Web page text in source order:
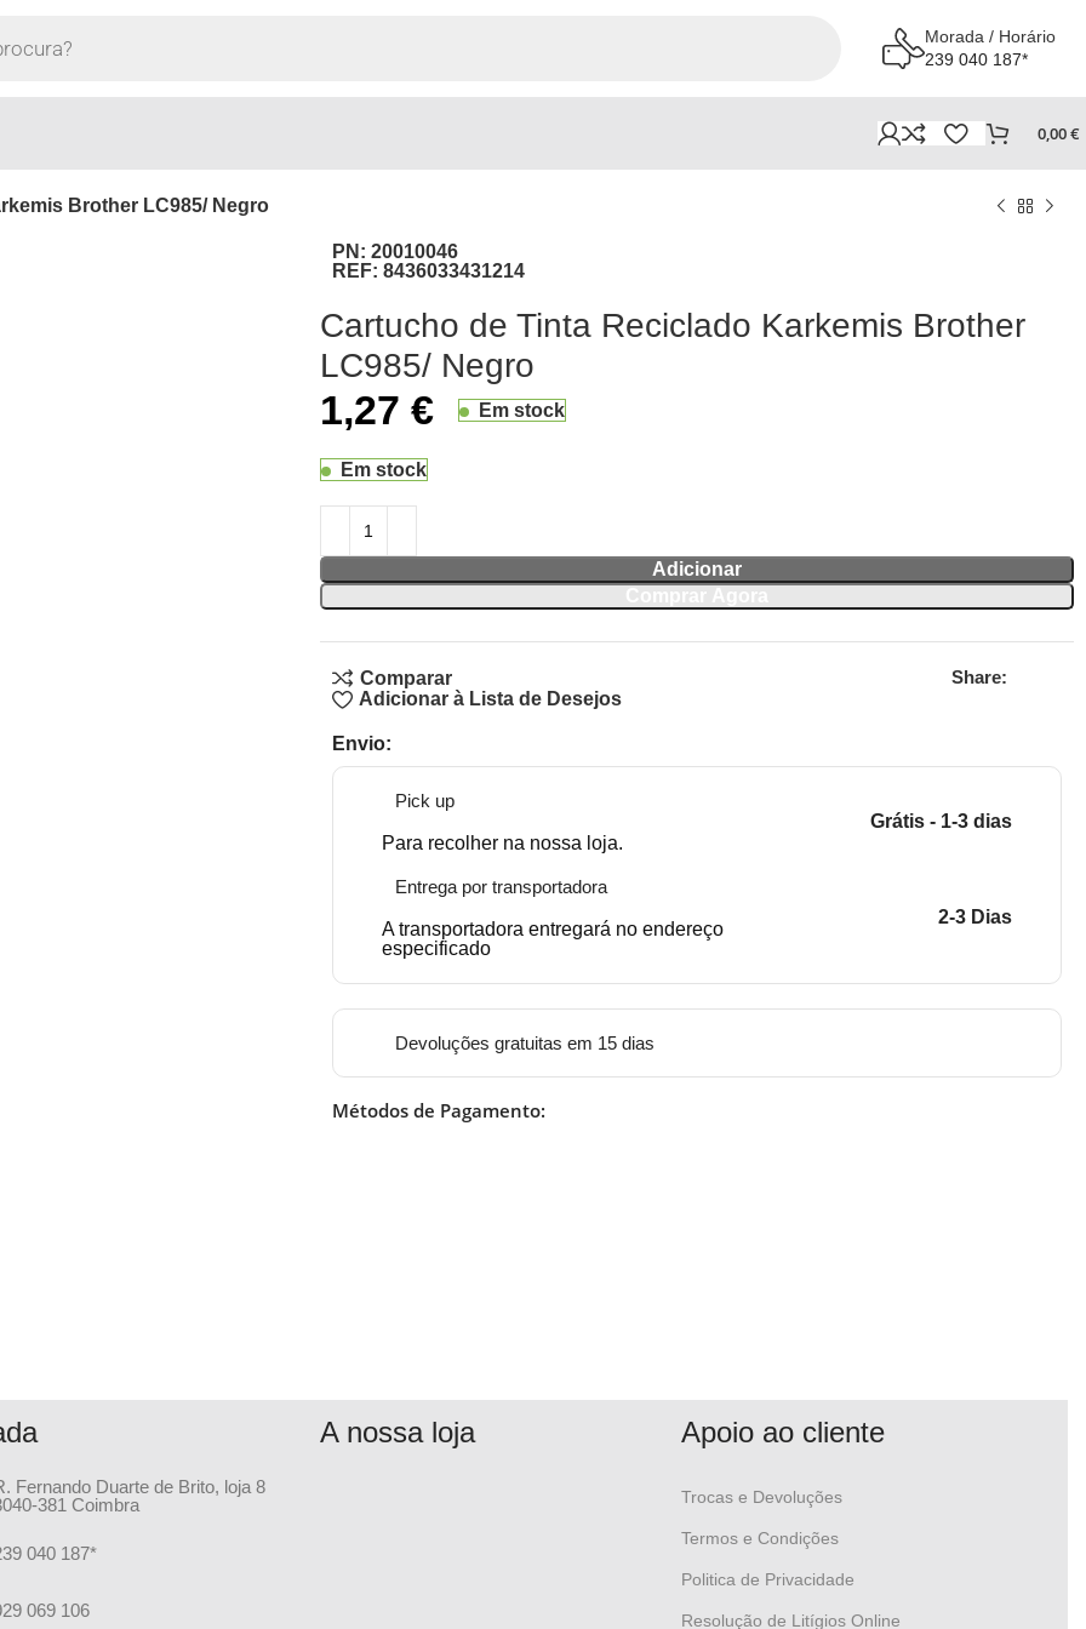
Morada / Horário
239 040 187*
0,00€
Brother LC985/ Negro
PN: 20010046
REF: 8436033431214
Cartucho de Tinta Reciclado Karkemis Brother
LC985/ Negro
1,27 € Em stock
Em stock
Adicionar
Comparar
Adicionar à Lista de Desejos
Share:
Envio:
Pick up
Para recolher na nossa loja.
Grátis - 1-3 dias
Entrega por transportadora
A transportadora entregará no endereço
especificado
2-3 Dias
Devoluções gratuitas em 15 dias
Métodos de Pagamento:
Fernando Duarte de Brito, loja 8
381 Coimbra
040 187*
069 106
A nossa loja Apoio ao cliente
Trocas e Devoluções
Termos e Condições
Politica de Privacidade
Resolução de Litígios Online